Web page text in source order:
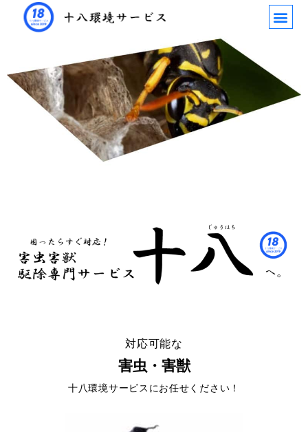
対応可能な
害虫・害獣
十八環境サービスにお任せください！